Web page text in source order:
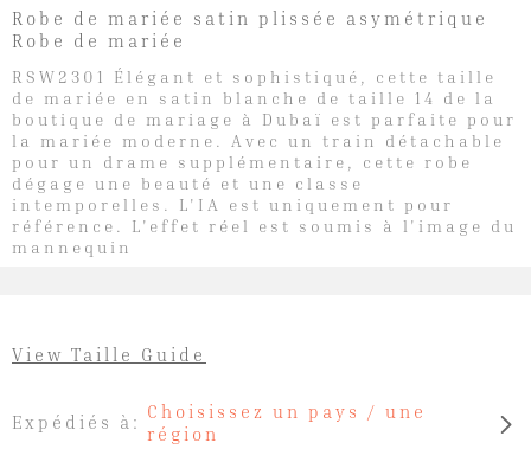
Robe de mariée satin plissée asymétrique
Robe de mariée
RSW2301 Élégant et sophistiqué, cette taille
de mariée en satin blanche de taille 14 de la
boutique de mariage à Dubaï est parfaite pour
la mariée moderne. Avec un train détachable
pour un drame supplémentaire, cette robe
dégage une beauté et une classe
intemporelles. L'IA est uniquement pour
référence. L'effet réel est soumis à l'image du
mannequin
Expédiés à:
Choisissez un pays / une
région
View Taille Guide